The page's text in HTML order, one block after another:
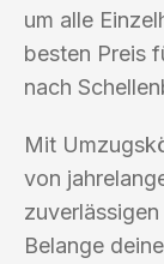
um alle
besten Preis
nach
Mit
von
Belange